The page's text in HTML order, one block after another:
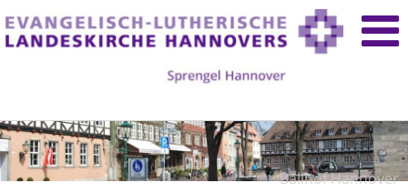
Ballhof Hannover